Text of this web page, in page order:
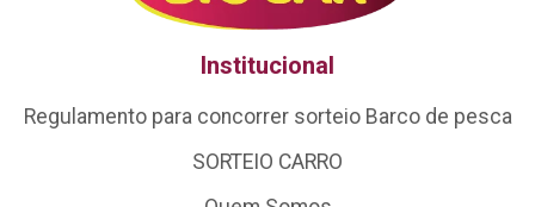
Institucional
Regulamento para concorrer sorteio Barco de pesca
SORTEIO CARRO